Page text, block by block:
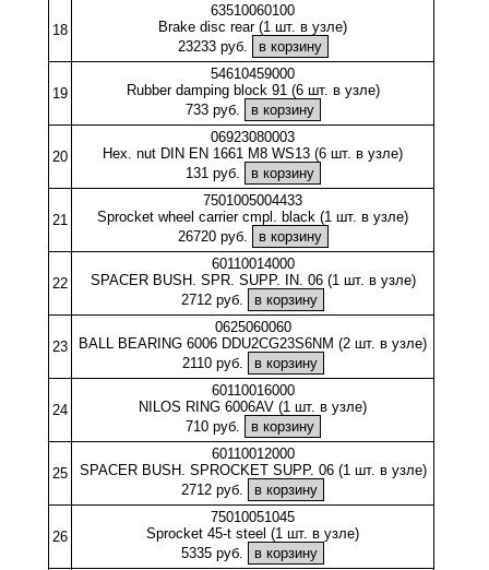
18
63510060100
Brake disc rear (1 шт. в узле)
23233 руб.
19
54610459000
Rubber damping block 91 (6 шт. в узле)
733 руб.
20
06923080003
Hex. nut DIN EN 1661 M8 WS13 (6 шт. в узле)
131 руб.
21
7501005004433
Sprocket wheel carrier cmpl. black (1 шт. в узле)
26720 руб.
22
60110014000
SPACER BUSH. SPR. SUPP. IN. 06 (1 шт. в узле)
2712 руб.
23
0625060060
BALL BEARING 6006 DDU2CG23S6NM (2 шт. в узле)
2110 руб.
24
60110016000
NILOS RING 6006AV (1 шт. в узле)
710 руб.
25
60110012000
SPACER BUSH. SPROCKET SUPP. 06 (1 шт. в узле)
2712 руб.
26
75010051045
Sprocket 45-t steel (1 шт. в узле)
5335 руб.